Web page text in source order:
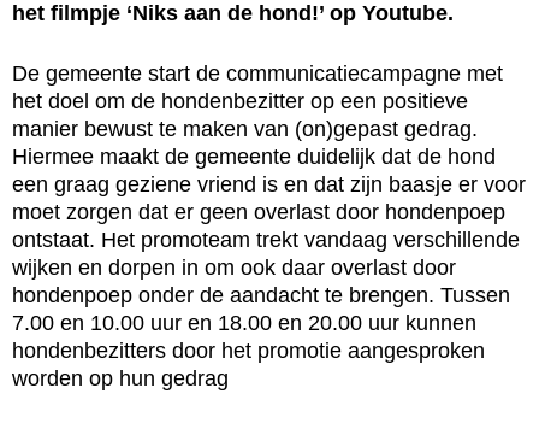
het filmpje ‘Niks aan de hond!’ op Youtube.
De gemeente start de communicatiecampagne met
het doel om de hondenbezitter op een positieve
manier bewust te maken van (on)gepast gedrag.
Hiermee maakt de gemeente duidelijk dat de hond
een graag geziene vriend is en dat zijn baasje er voor
moet zorgen dat er geen overlast door hondenpoep
ontstaat. Het promoteam trekt vandaag verschillende
wijken en dorpen in om ook daar overlast door
hondenpoep onder de aandacht te brengen. Tussen
7.00 en 10.00 uur en 18.00 en 20.00 uur kunnen
hondenbezitters door het promotie aangesproken
worden op hun gedrag